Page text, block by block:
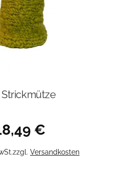
Strickmütze
€
zzgl. Versandkosten